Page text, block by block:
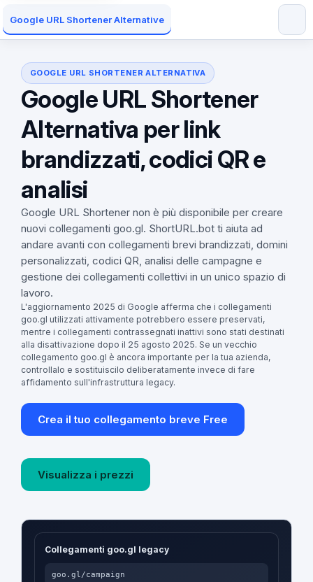
Google URL Shortener Alternative
GOOGLE URL SHORTENER ALTERNATIVA
Google URL Shortener
Alternativa per link
brandizzati, codici QR e
analisi
Google URL Shortener non è più disponibile per creare
nuovi collegamenti goo.gl. ShortURL.bot ti aiuta ad
andare avanti con collegamenti brevi brandizzati, domini
personalizzati, codici QR, analisi delle campagne e
gestione dei collegamenti collettivi in ​​un unico spazio di
lavoro.
L'aggiornamento 2025 di Google afferma che i collegamenti
goo.gl utilizzati attivamente potrebbero essere preservati,
mentre i collegamenti contrassegnati inattivi sono stati destinati
alla disattivazione dopo il 25 agosto 2025. Se un vecchio
collegamento goo.gl è ancora importante per la tua azienda,
controllalo e sostituiscilo deliberatamente invece di fare
affidamento sull'infrastruttura legacy.
Crea il tuo collegamento breve Free
Visualizza i prezzi
Collegamenti goo.gl legacy
goo.gl/campaign